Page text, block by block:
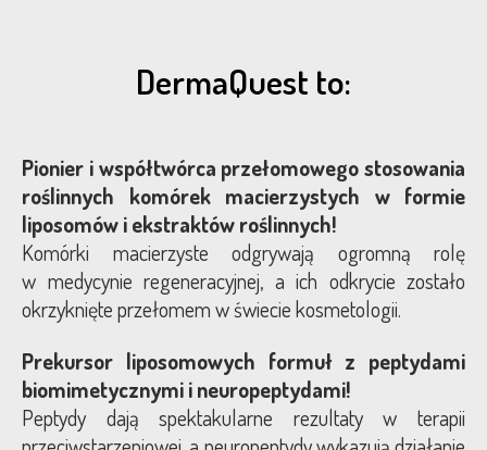
DermaQuest to:
Pionier i współtwórca przełomowego stosowania
roślinnych komórek macierzystych w formie
liposomów i ekstraktów roślinnych!
Komórki macierzyste odgrywają ogromną rolę
w medycynie regeneracyjnej, a ich odkrycie zostało
okrzyknięte przełomem w świecie kosmetologii.
Prekursor liposomowych formuł z peptydami
biomimetycznymi i neuropeptydami!
Peptydy dają spektakularne rezultaty w terapii